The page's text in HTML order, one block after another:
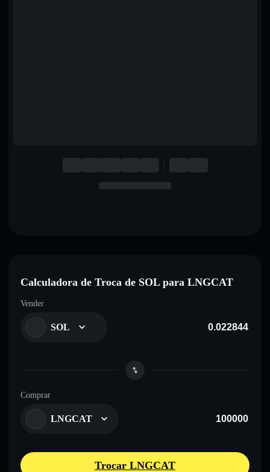
Calculadora de Troca de SOL para LNGCAT
Vender
SOL
Comprar
LNGCAT
Trocar LNGCAT